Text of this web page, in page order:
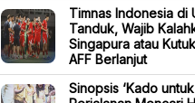
Timnas Indonesia di
Tanduk, Wajib
Singapura atau
AFF Berlanjut
Sinopsis ‘Kado untuk